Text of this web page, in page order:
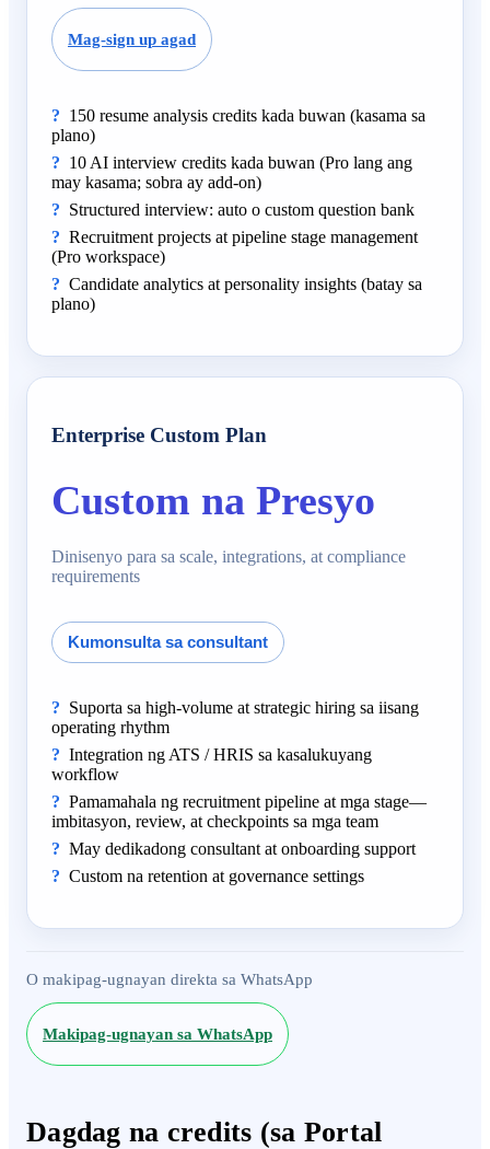
Mag-sign up agad
150 resume analysis credits kada buwan (kasama sa
plano)
10 AI interview credits kada buwan (Pro lang ang
may kasama; sobra ay add-on)
Structured interview: auto o custom question bank
Recruitment projects at pipeline stage management
(Pro workspace)
Candidate analytics at personality insights (batay sa
plano)
Enterprise Custom Plan
Custom na Presyo
Dinisenyo para sa scale, integrations, at compliance
requirements
Kumonsulta sa consultant
Suporta sa high-volume at strategic hiring sa iisang
operating rhythm
Integration ng ATS / HRIS sa kasalukuyang
workflow
Pamamahala ng recruitment pipeline at mga stage—
imbitasyon, review, at checkpoints sa mga team
May dedikadong consultant at onboarding support
Custom na retention at governance settings
O makipag-ugnayan direkta sa WhatsApp
Makipag-ugnayan sa WhatsApp
Dagdag na credits (sa Portal